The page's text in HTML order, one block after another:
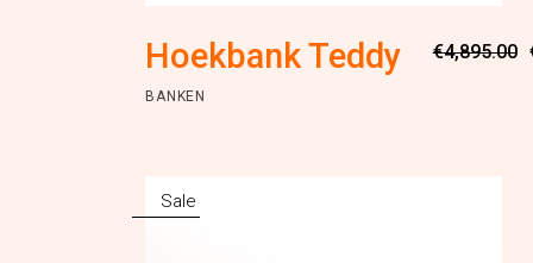
Hoekbank Teddy €4,895.00
BANKEN
Sale